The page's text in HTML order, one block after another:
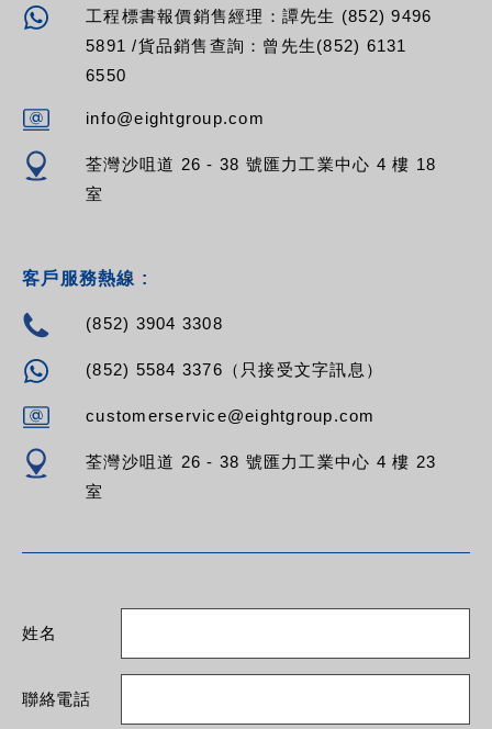
工程標書報價銷售經理：譚先生 (852) 9496
5891 /貨品銷售查詢：曾先生(852) 6131
6550
info@eightgroup.com
荃灣沙咀道 26 - 38 號匯力工業中心 4 樓 18
室
客戶服務熱線 :
(852) 3904 3308
(852) 5584 3376（只接受文字訊息）
customerservice@eightgroup.com
荃灣沙咀道 26 - 38 號匯力工業中心 4 樓 23
室
姓名
聯絡電話